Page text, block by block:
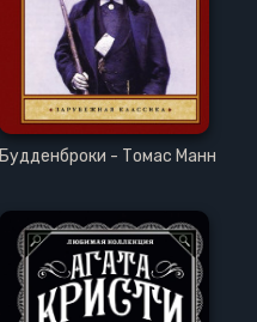
Будденброки - Томас Манн